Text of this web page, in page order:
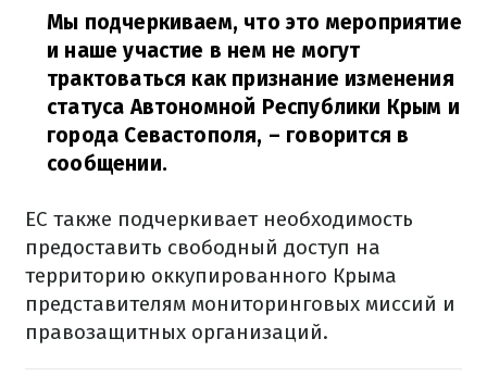
Мы подчеркиваем, что это мероприятие
и наше участие в нем не могут
трактоваться как признание изменения
статуса Автономной Республики Крым и
города Севастополя, – говорится в
сообщении.
ЕС также подчеркивает необходимость
предоставить свободный доступ на
территорию оккупированного Крыма
представителям мониторинговых миссий и
правозащитных организаций.